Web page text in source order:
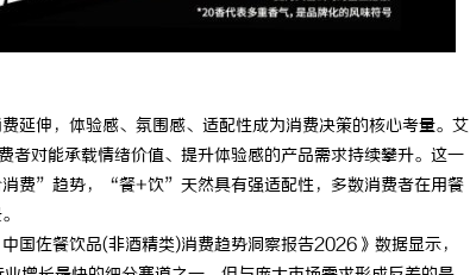
延伸，体验感、氛围感、适配性成为消费决策的核心考量。艾
对能承载情绪价值、提升体验感的产品需求持续攀升。这一
费”趋势，“餐+饮”天然具有强适配性，多数消费者在用餐
国佐餐饮品(非酒精类)消费趋势洞察报告2026》数据显示，